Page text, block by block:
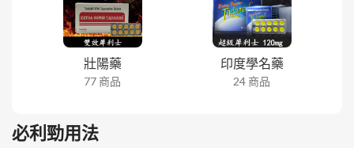
壯陽藥
77 商品
印度學名藥
24 商品
必利勁用法